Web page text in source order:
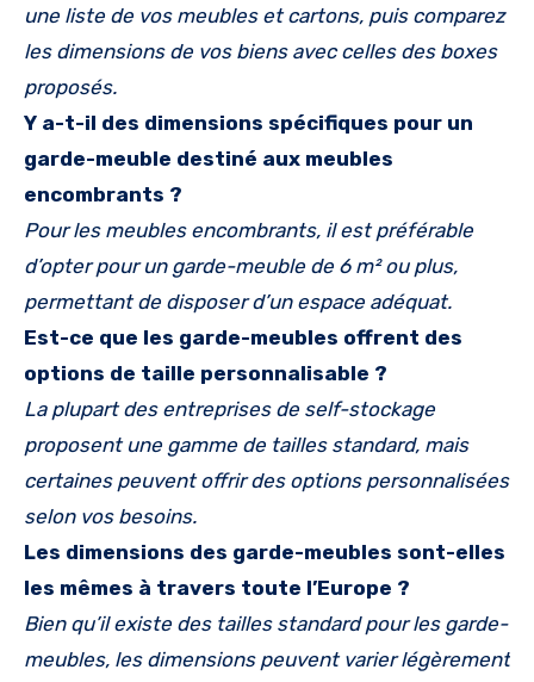
une liste de vos meubles et cartons, puis comparez
les dimensions de vos biens avec celles des boxes
proposés.
Y a-t-il des dimensions spécifiques pour un
garde-meuble destiné aux meubles
encombrants ?
Pour les meubles encombrants, il est préférable
d’opter pour un garde-meuble de 6 m² ou plus,
permettant de disposer d’un espace adéquat.
Est-ce que les garde-meubles offrent des
options de taille personnalisable ?
La plupart des entreprises de self-stockage
proposent une gamme de tailles standard, mais
certaines peuvent offrir des options personnalisées
selon vos besoins.
Les dimensions des garde-meubles sont-elles
les mêmes à travers toute l’Europe ?
Bien qu’il existe des tailles standard pour les garde-
meubles, les dimensions peuvent varier légèrement